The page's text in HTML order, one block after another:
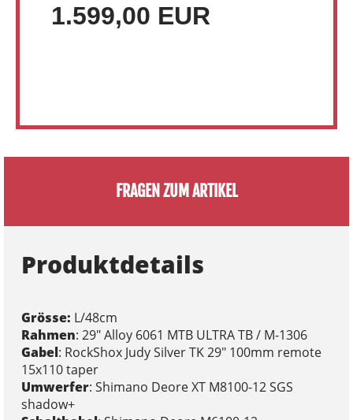
1.599,00 EUR
FRAGEN ZUM ARTIKEL
Produktdetails
Grösse: L/48cm
Rahmen: 29" Alloy 6061 MTB ULTRA TB / M-1306
Gabel: RockShox Judy Silver TK 29" 100mm remote
15x110 taper
Umwerfer: Shimano Deore XT M8100-12 SGS
shadow+